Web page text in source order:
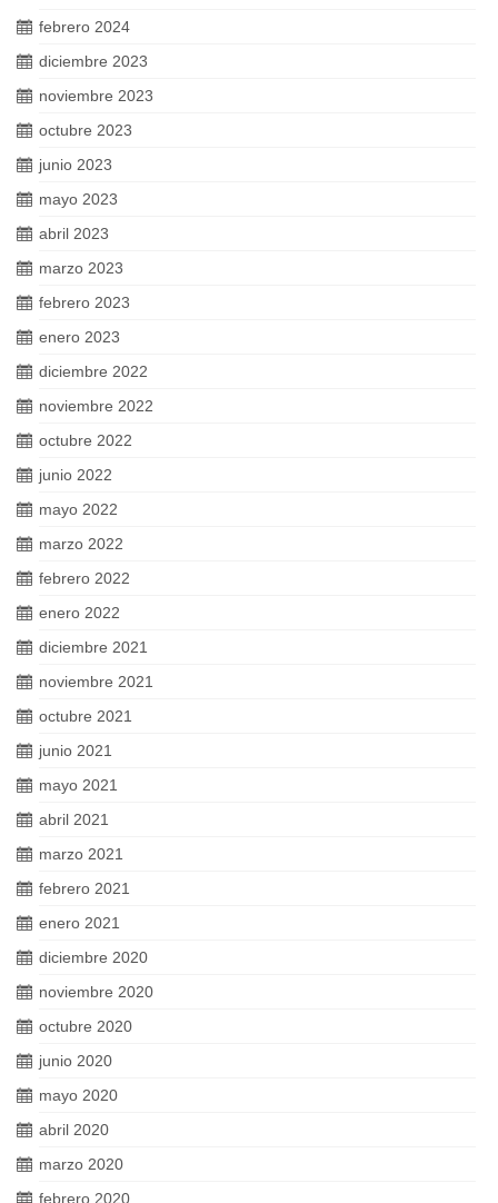
febrero 2024
diciembre 2023
noviembre 2023
octubre 2023
junio 2023
mayo 2023
abril 2023
marzo 2023
febrero 2023
enero 2023
diciembre 2022
noviembre 2022
octubre 2022
junio 2022
mayo 2022
marzo 2022
febrero 2022
enero 2022
diciembre 2021
noviembre 2021
octubre 2021
junio 2021
mayo 2021
abril 2021
marzo 2021
febrero 2021
enero 2021
diciembre 2020
noviembre 2020
octubre 2020
junio 2020
mayo 2020
abril 2020
marzo 2020
febrero 2020